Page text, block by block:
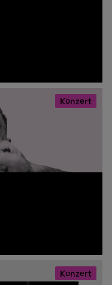
Konzert
Konzert